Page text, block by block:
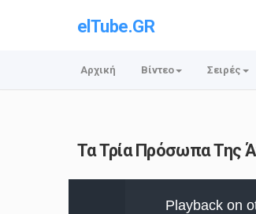
elTube.GR
Αρχική Βίντεο Σειρές
Τα Τρία Πρόσωπα Της
Playback on